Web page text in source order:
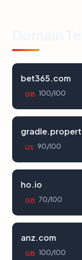
bet365.com
GB 100/100
US 90/100
ho.io
GB 70/100
anz.com
GB 100/100